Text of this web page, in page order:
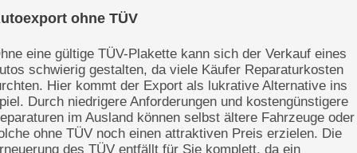
ohne TÜV
eine gültige TÜV-Plakette kann sich der Verkauf eines
schwierig gestalten, da viele Käufer Reparaturkosten
Hier kommt der Export als lukrative Alternative ins
Durch niedrigere Anforderungen und kostengünstigere
im Ausland können selbst ältere Fahrzeuge oder
ohne TÜV noch einen attraktiven Preis erzielen. Die
des TÜV entfällt für Sie komplett, da ein